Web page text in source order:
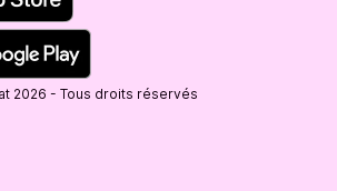
2026 - Tous droits réservés